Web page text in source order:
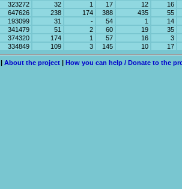
323272 32 1 17 12
16
647626 238 174 388 435
55
193099 31 - 54 1
14
341479 51 2 60 19
35
374320 174 1 57 16
3
334849 109 3 145 10 17
| About the project | How you can help / Donate to the